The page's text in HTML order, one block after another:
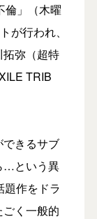
倫」（木曜
が行われ、
弥（超特
TRIB
きるサブ
…という異
題作をドラ
く一般的